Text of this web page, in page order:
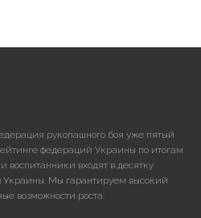
рукопашного боя уже пятый
федераций Украины по итогам
воспитанники входят в десятку
Украины. Мы гарантируем высокий
возможности роста.